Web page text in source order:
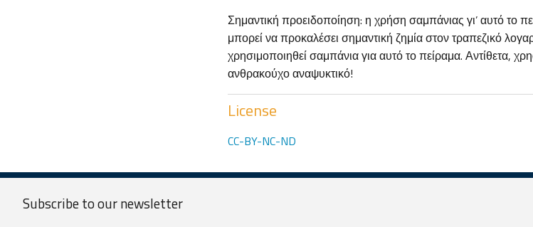
Σημαντική προειδοποίηση: η χρήση σαμπάνιας γι’ αυτό το
μπορεί να προκαλέσει σημαντική ζημία στον τραπεζικό
χρησιμοποιηθεί σαμπάνια για αυτό το πείραμα. Αντίθετα,
ανθρακούχο αναψυκτικό!
License
CC-BY-NC-ND
Subscribe to ournewsletter